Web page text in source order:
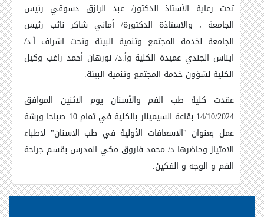
تحت رعاية الأستاذ الدكتور/ عبد الرازق دسوقي رئيس
الجامعة ، والاستاذة الدكتورة/ أماني شاكر نائب رئيس
الجامعة لخدمة المجتمع وتنمية البيئة وتحت اشراف أ.د/
ايناس الجندي عميدة الكلية وأ.د/ نورهان أحمد راغب وكيل
الكلية لشؤون خدمة المجتمع وتنمية البيئة.
عقدت كلية طب الفم والأسنان يوم الاثنين الموافق
14/10/2024 بقاعة السيمينار بالكلية في تمام 10 صباحا ورشة
عمل بعنوان "الاسعافات الأولية في طب الاسنان" لاطباء
الامتياز وحاضرها د/ محمد فاروق مكي المدرس بقسم جراحة
الفم و الوجه و الفكين.